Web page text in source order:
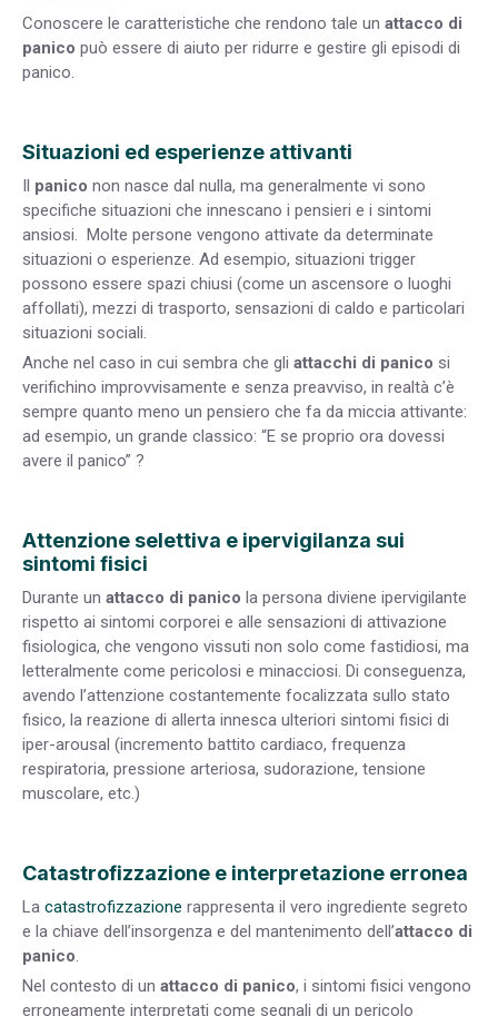
Conoscere le caratteristiche che rendono tale un attacco di
panico può essere di aiuto per ridurre e gestire gli episodi di
panico.
Situazioni ed esperienze attivanti
Il panico non nasce dal nulla, ma generalmente vi sono
specifiche situazioni che innescano i pensieri e i sintomi
ansiosi. Molte persone vengono attivate da determinate
situazioni o esperienze. Ad esempio, situazioni trigger
possono essere spazi chiusi (come un ascensore o luoghi
affollati), mezzi di trasporto, sensazioni di caldo e particolari
situazioni sociali.
Anche nel caso in cui sembra che gli attacchi di panico si
verifichino improvvisamente e senza preavviso, in realtà c’è
sempre quanto meno un pensiero che fa da miccia attivante:
ad esempio, un grande classico: “E se proprio ora dovessi
avere il panico” ?
Attenzione selettiva e ipervigilanza sui
sintomi fisici
Durante un attacco di panico la persona diviene ipervigilante
rispetto ai sintomi corporei e alle sensazioni di attivazione
fisiologica, che vengono vissuti non solo come fastidiosi, ma
letteralmente come pericolosi e minacciosi. Di conseguenza,
avendo l’attenzione costantemente focalizzata sullo stato
fisico, la reazione di allerta innesca ulteriori sintomi fisici di
iper-arousal (incremento battito cardiaco, frequenza
respiratoria, pressione arteriosa, sudorazione, tensione
muscolare, etc.)
Catastrofizzazione e interpretazione erronea
La catastrofizzazione rappresenta il vero ingrediente segreto
e la chiave dell’insorgenza e del mantenimento dell’attacco di
panico
Nel contesto di un attacco di panico, i sintomi fisici vengono
erroneamente interpretati come segnali di un pericolo